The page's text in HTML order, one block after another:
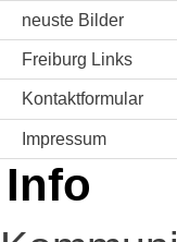
neuste Bilder
Freiburg Links
Kontaktformular
Impressum
Info